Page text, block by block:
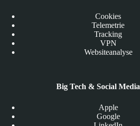
Cookies
Telemetrie
Tracking
VPN
Websiteanalyse
Big Tech & Social Media
Apple
Google